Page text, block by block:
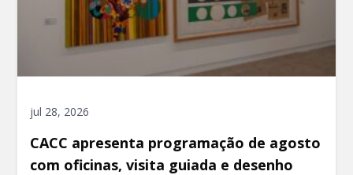
jul 28, 2026
CACC apresenta programação de agosto
com oficinas, visita guiada e desenho